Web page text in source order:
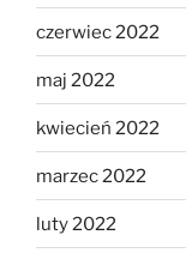
czerwiec 2022
maj 2022
kwiecień 2022
marzec 2022
luty 2022